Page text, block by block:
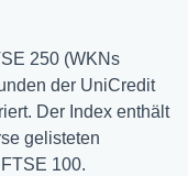
250 (WKNs
der UniCredit
Der Index enthält
gelisteten
100.